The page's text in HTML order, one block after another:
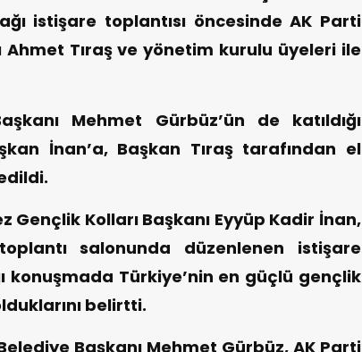
istişare toplantısı öncesinde AK Parti
Ahmet Tıraş ve yönetim kurulu üyeleri ile
Mehmet Gürbüz’ün de katıldığı
İnan’a, Başkan Tıraş tarafından el
Gençlik Kolları Başkanı Eyyüp Kadir İnan,
salonunda düzenlenen istişare
konuşmada Türkiye’nin en güçlü gençlik
belirtti.
Başkanı Mehmet Gürbüz, AK Parti